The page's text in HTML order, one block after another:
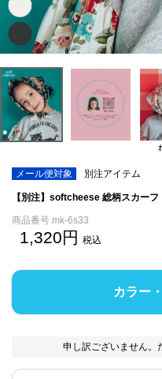
メール便対象 別注アイテム
【別注】softcheese 総柄スカーフ
商品番号 mk-6s33
1,320 税込
カラー
申し訳ございません。